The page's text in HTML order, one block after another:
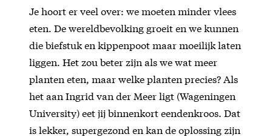
Je hoort er veel over: we moeten minder vlees
eten. De wereldbevolking groeit en we kunnen
die biefstuk en kippenpoot maar moeilijk laten
liggen. Het zou beter zijn als we wat meer
planten eten, maar welke planten precies? Als
het aan Ingrid van der Meer ligt (Wageningen
University) eet jij binnenkort eendenkroos. Dat
is lekker, supergezond en kan de oplossing zijn